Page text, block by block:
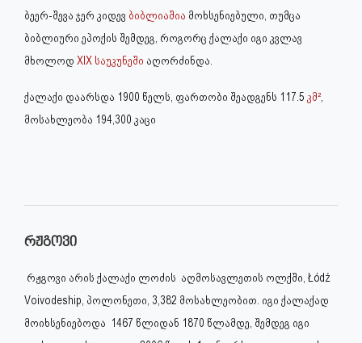
ბეერ-შევა ჯერ კიდევ ბიბლიაშია მოხსენიებული, თუმცა
ბიბლიური ეპოქის შემდეგ, როგორც ქალაქი იგი კვლავ
მხოლოდ XIX საუკუნეში აღორძინდა.
ქალაქი დაარსდა 1900 წელს, ფართობი შეადგენს 117.5 კმ²
მოსახლეობა 194,300 კაცი
რჟგოვი
რჟგოვი არის ქალაქი ლოძის აღმოსავლეთის ოლქში, Łódź
Voivodeship, პოლონეთი, 3,382 მოსახლეობით. იგი ქალაქად
მოიხსენიებოდა 1467 წლიდან 1870 წლამდე, შემდეგ იგი